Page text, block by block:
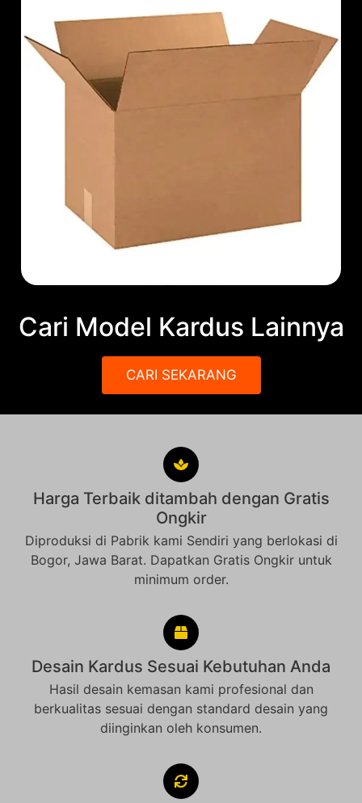
Cari Model Kardus Lainnya
CARI SEKARANG
Harga Terbaik ditambah dengan Gratis
Ongkir
Diproduksi di Pabrik kami Sendiri yang berlokasi di
Bogor, Jawa Barat. Dapatkan Gratis Ongkir untuk
minimum order.
Desain Kardus Sesuai Kebutuhan Anda
Hasil desain kemasan kami profesional dan
berkualitas sesuai dengan standard desain yang
diinginkan oleh konsumen.